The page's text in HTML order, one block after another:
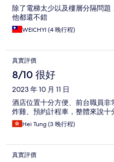
除了電梯太少以及樓層分隔問
他都還不錯
WEICHYI (4 晚行程)
真實評價
8/10 很好
2023 年 10 月 11 日
酒店位置十分方便、前台職員
炸雞、預約計程車，整體來說十
Hei Tung (3 晚行程)
真實評價